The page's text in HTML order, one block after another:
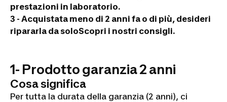
prestazioni in laboratorio.
3 - Acquistata meno di 2 anni fa o di più, desideri
ripararla da soloScopri i nostri consigli.
1- Prodotto garanzia 2 anni
Cosa significa
Per tutta la durata della garanzia (2 anni), ci